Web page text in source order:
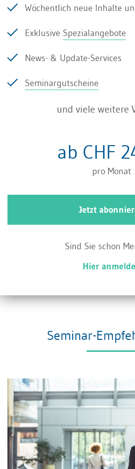
Praxis verschiedene
Neuere
das Beyond Budgeting. Diese
insbesondere nach der
Veränderung und den daraus
Verbesserungen im
unterscheiden.
Andererseits gibt es einzelne
Verbesserungen des
Wöchentlich neue Inhalte
Exklusive Spezialangebote
News- & Update-Services
Seminargutscheine
und viele weitere
ab CHF
pro Monat
Jetzt
Sind Sie schon
Hier
Seminar-